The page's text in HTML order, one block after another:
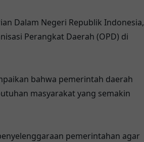
Dalam Negeri Republik Indonesia,
Perangkat Daerah (OPD) di
bahwa pemerintah daerah
masyarakat yang semakin
pemerintahan agar